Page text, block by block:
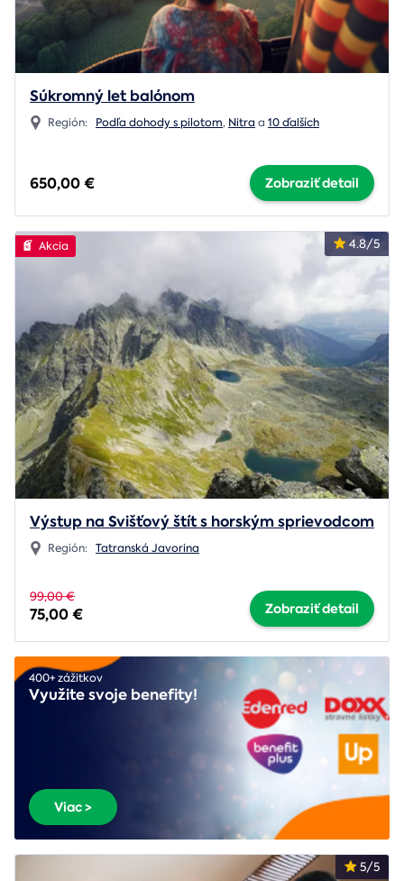
Súkromný let balónom
Región: Podľa dohody s pilotom, Nitra a 10 ďalších
650,00 € Zobraziť detail
4.8/5
Akcia
Výstup na Svišťový štít s horským sprievodcom
Región: Tatranská Javorina
99,00 €
75,00 € Zobraziť detail
400+ zážitkov
Využite svoje benefity!
Viac >
5/5